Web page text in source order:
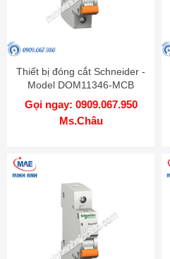
Thiết bị đóng cắt Schneider -
Model DOM11346-MCB
Gọi ngay: 0909.067.950
Ms.Châu